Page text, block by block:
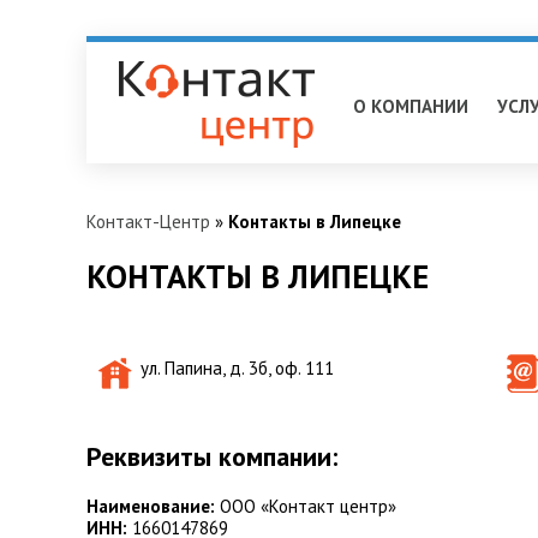
О КОМПАНИИ
Контакт-Центр » Контакты в Липецке
КОНТАКТЫ В ЛИПЕЦКЕ
ул. Папина, д. 3б, оф. 111
Реквизиты компании:
Наименование: ООО «Контакт центр»
ИНН: 1660147869